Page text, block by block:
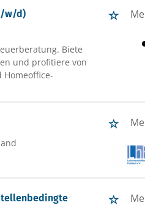
w/d)
Biete
und profitiere von